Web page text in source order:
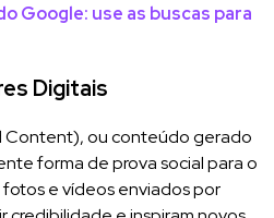
Google: use as buscas para
Digitais
ou conteúdo gerado
forma de prova social para o
e vídeos enviados por